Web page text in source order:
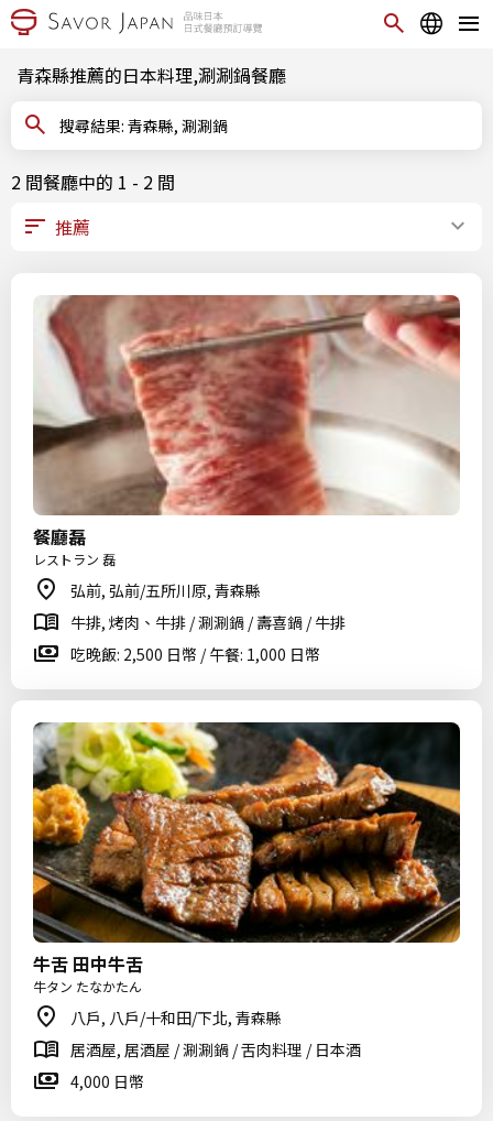
青森縣推薦的日本料理,涮涮鍋餐廳
搜尋結果: 青森縣, 涮涮鍋
2 間餐廳中的 1 - 2 間
餐廳磊
レストラン 磊
弘前, 弘前/五所川原, 青森縣
牛排, 烤肉、牛排 / 涮涮鍋 / 壽喜鍋 / 牛排
吃晚飯: 2,500 日幣 / 午餐: 1,000 日幣
牛舌 田中牛舌
牛タン たなかたん
八戶, 八戶/十和田/下北, 青森縣
居酒屋, 居酒屋 / 涮涮鍋 / 舌肉料理 / 日本酒
4,000 日幣